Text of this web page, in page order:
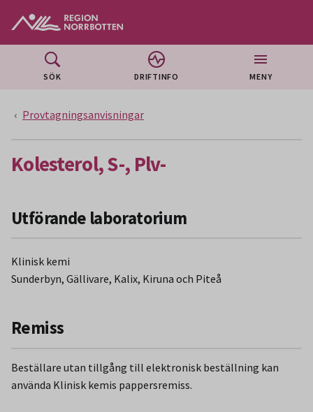
SÖK DRIFTINFO MENY
Provtagningsanvisningar
Kolesterol, S-, Plv-
Utförande laboratorium
Klinisk kemi
Sunderbyn, Gällivare, Kalix, Kiruna och Piteå
Remiss
Beställare utan tillgång till elektronisk beställning kan
använda Klinisk kemis pappersremiss.